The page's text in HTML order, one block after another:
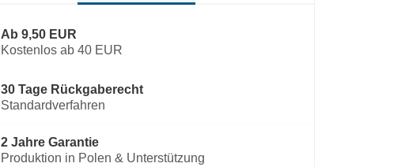
Ab 9,50 EUR
Kostenlos ab 40 EUR
30 Tage Rückgaberecht
Standardverfahren
2 Jahre Garantie
Produktion in Polen & Unterstützung